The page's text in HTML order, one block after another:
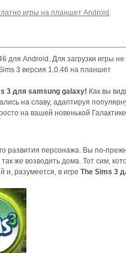
игры на планшет Android .
для Android. Для загрузки игры не
3 версия 1.0.46 на планшет
3 для samsung galaxy! Как вы
на славу, адаптируя
на вашей новенькой
развития персонажа. Вы по-
же возводить дома. Тот сим,
и, разумеется, в игре The Sims 3